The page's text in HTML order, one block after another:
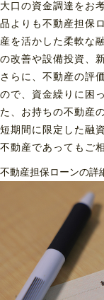
大口の資金調達をお
品よりも不動産担保
産を活かした柔軟な
の改善や設備投資、
さらに、不動産の評
ので、資金繰りに困
た、お持ちの不動産
短期間に限定した融
不動産であってもご
不動産担保ローンの詳